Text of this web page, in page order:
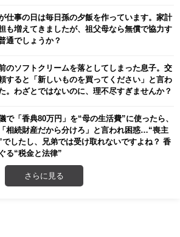
仕事の日は毎日孫の夕飯を作っています。家計
も増えてきましたが、祖父母なら無償で協力す
通でしょうか？
のソフトクリームを落としてしまった息子。交
すると「新しいものを買ってください」と言わ
。わざとではないのに、理不尽すぎませんか？
で「香典80万円」を“母の生活費”に使ったら、
相続財産だから分けろ」と言われ困惑…“喪主
でしたし、兄弟では受け取れないですよね？ 香
る“税金と法律”
さらに見る